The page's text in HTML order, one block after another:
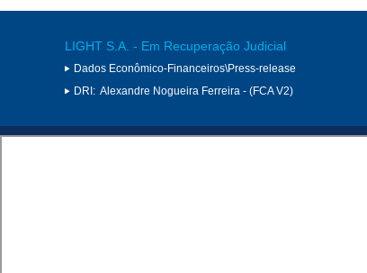
LIGHT S.A. - Em Recuperação Judicial
Dados Econômico-Financeiros\Press-release
DRI: Alexandre Nogueira Ferreira - (FCA V2)